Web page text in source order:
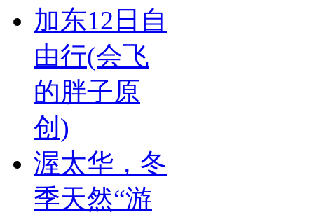
加东12日自
由行(会飞
的胖子原
创)
渥太华，冬
季天然“游